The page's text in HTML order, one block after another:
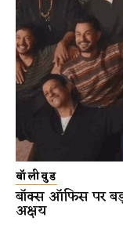
बॉलीवुड
बॉक्स ऑफिस पर
अक्षय